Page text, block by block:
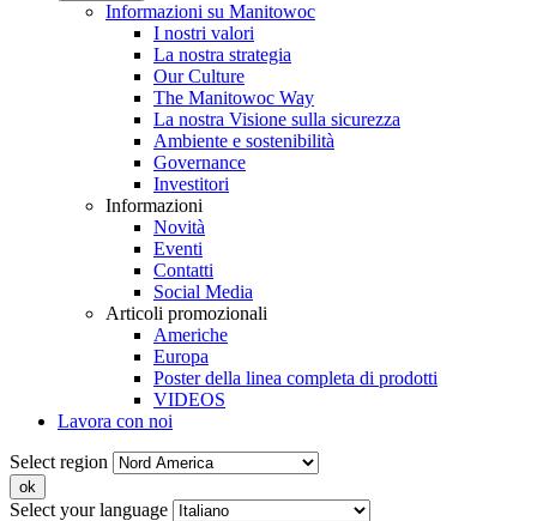
Informazioni su Manitowoc
I nostri valori
La nostra strategia
Our Culture
The Manitowoc Way
La nostra Visione sulla sicurezza
Ambiente e sostenibilità
Governance
Investitori
Informazioni
Novità
Eventi
Contatti
Social Media
Articoli promozionali
Americhe
Europa
Poster della linea completa di prodotti
VIDEOS
Lavora con noi
Select region
Select your language